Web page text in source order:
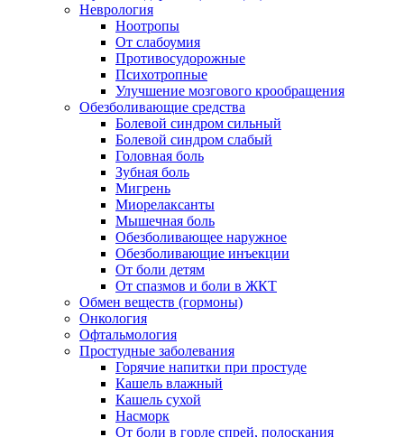
Неврология
Ноотропы
От слабоумия
Противосудорожные
Психотропные
Улучшение мозгового крообращения
Обезболивающие средства
Болевой синдром сильный
Болевой синдром слабый
Головная боль
Зубная боль
Мигрень
Миорелаксанты
Мышечная боль
Обезболивающее наружное
Обезболивающие инъекции
От боли детям
От спазмов и боли в ЖКТ
Обмен веществ (гормоны)
Онкология
Офтальмология
Простудные заболевания
Горячие напитки при простуде
Кашель влажный
Кашель сухой
Насморк
От боли в горле спрей, полоскания